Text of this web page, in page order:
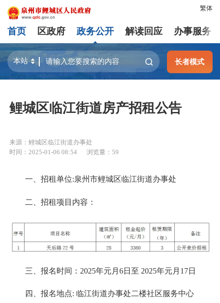
繁体
首页 区政府 政务公开 解读回应 办事服务
长者模式
鲤城区临江街道房产招租公告
来源：鲤城区临江街道办事处
时间：2025-01-06 08:54
浏览量： 59
一、招租单位:泉州市鲤城区临江街道办事处
二、招租项目内容：
三、报名时间：2025年元月6日至 2025年元月17日
四、报名地点: 临江街道办事处二楼社区服务中心